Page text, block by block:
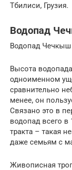
Тбилиси, Грузия.
Водопад
Водопад
Высота
одноименном
сравнительно
менее, он
Связано это в
водопад всего в
тракта – такая
даже семьям с
Живописная